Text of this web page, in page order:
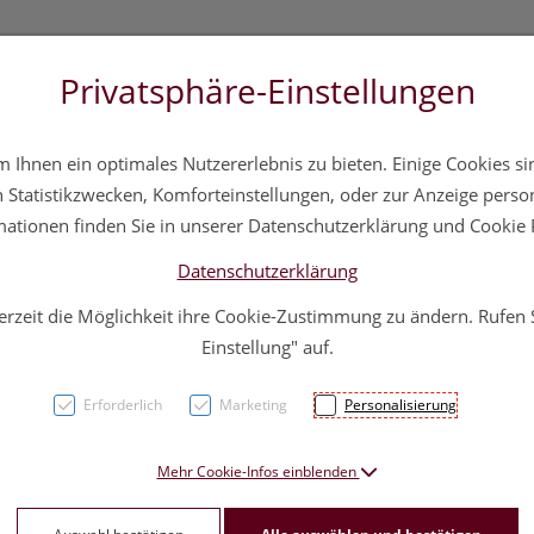
Hautpflege Familie Nahrungsergänzung
Privatsphäre-Einstellungen
Ihnen ein optimales Nutzererlebnis zu bieten. Einige Cookies
Komforteinstellungen, oder zur Anzeige
finden Sie in unserer Datenschutzerklärung und Cookie
Datenschutzerklärung
die Möglichkeit ihre Cookie-Zustimmung zu ändern. Rufen
Einstellung" auf.
Erforderlich Marketing Personalisierung
Mehr Cookie-Infos einblenden